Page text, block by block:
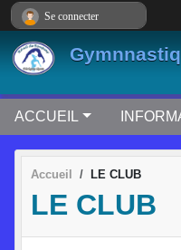
ACCUEIL
Accueil LE CLUB
LE CLUB
Se connecter
Panneau de gestion des